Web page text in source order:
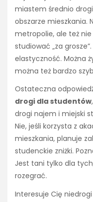
miastem średnio
obszarze mieszkania.
metropolie, ale też
studiować „za
elastyczność. Można
można też bardzo
Ostateczna
drogi dla studentów
drogi najem i miejski
Nie, jeśli korzysta z
mieszkania, planuje
studenckie zniżki.
Jest tani tylko dla
rozegrać.
Interesuje Cię